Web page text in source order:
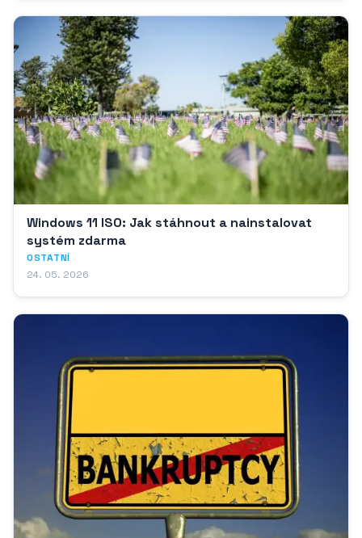
Windows 11 ISO: Jak stáhnout a nainstalovat
systém zdarma
OSTATNÍ
24. 05. 2026